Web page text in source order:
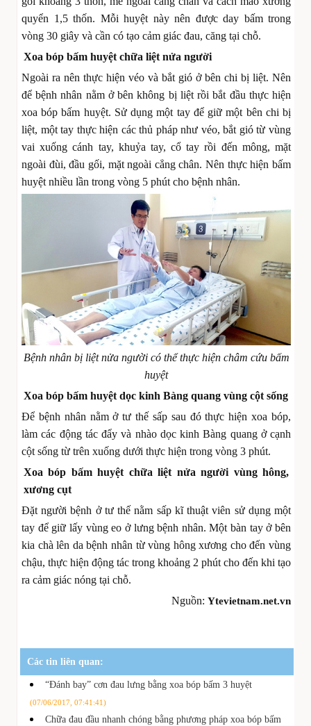
quyển 1,5 thốn. Mỗi huyệt này nên được day bấm trong
vòng 30 giây và cần có tạo cảm giác đau, căng tại chỗ.
Xoa bóp bấm huyệt chữa liệt nửa người
Ngoài ra nên thực hiện véo và bắt gió ở bên chi bị liệt. Nên
để bệnh nhân nằm ở bên không bị liệt rồi bắt đầu thực hiện
xoa bóp bấm huyệt. Sử dụng một tay để giữ một bên chi bị
liệt, một tay thực hiện các thủ pháp như véo, bắt gió từ vùng
vai xuống cánh tay, khuỷa tay, cổ tay rồi đến mông, mặt
ngoài đùi, đầu gối, mặt ngoài cẳng chân. Nên thực hiện bấm
huyệt nhiều lần trong vòng 5 phút cho bệnh nhân.
Bệnh nhân bị liệt nửa người có thể thực hiện châm cứu bấm
huyệt
Xoa bóp bấm huyệt dọc kinh Bàng quang vùng cột sống
Để bệnh nhân nằm ở tư thế sấp sau đó thực hiện xoa bóp,
làm các động tác đẩy và nhào dọc kinh Bàng quang ở cạnh
cột sống từ trên xuống dưới thực hiện trong vòng 3 phút.
Xoa bóp bấm huyệt chữa liệt nửa người vùng hông,
xương cụt
Đặt người bệnh ở tư thế nằm sấp kĩ thuật viên sử dụng một
tay để giữ lấy vùng eo ở lưng bệnh nhân. Một bàn tay ở bên
kia chà lên da bệnh nhân từ vùng hông xương cho đến vùng
chậu, thực hiện động tác trong khoảng 2 phút cho đến khi tạo
ra cảm giác nóng tại chỗ.
Nguồn: Ytevietnam.net.vn
Các tin liên quan:
“Đánh bay” cơn đau lưng bằng xoa bóp bấm 3 huyệt
(07/06/2017, 07:41:41)
Chữa đau đầu nhanh chóng bằng phương pháp xoa bóp bấm